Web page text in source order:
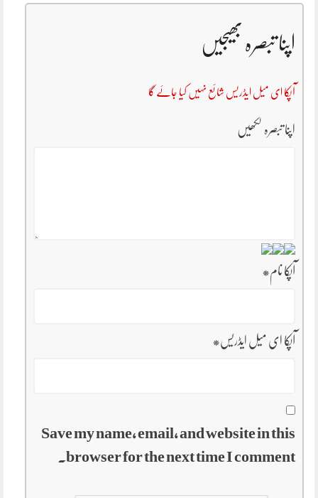
اپنا تبصرہ بھیجیں
آپکا ای میل ایڈریس شائع نہیں کیا جائے گا
اپنا تبصرہ لکھیں
آپکا نام*
آپکا ای میل ایڈریس*
Save my name, email, and website in this
browser for the next time I comment.